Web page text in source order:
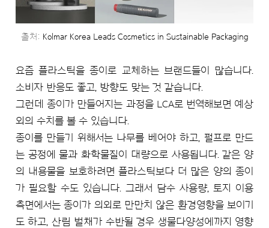
출처: Kolmar Korea Leads Cosmetics in Sustainable Packaging
요즘 플라스틱을 종이로 교체하는 브랜드들이 많습니다.
소비자 반응도 좋고, 방향도 맞는 것 같습니다.
그런데 종이가 만들어지는 과정을 LCA로 번역해보면 예상
외의 수치를 볼 수 있습니다.
종이를 만들기 위해서는 나무를 베어야 하고, 펄프로 만드
는 공정에 물과 화학물질이 대량으로 사용됩니다. 같은 양
의 내용물을 보호하려면 플라스틱보다 더 많은 양의 종이
가 필요할 수도 있습니다. 그래서 담수 사용량, 토지 이용
측면에서는 종이가 의외로 만만치 않은 환경영향을 보이기
도 하고, 산림 벌채가 수반될 경우 생물다양성에까지 영향